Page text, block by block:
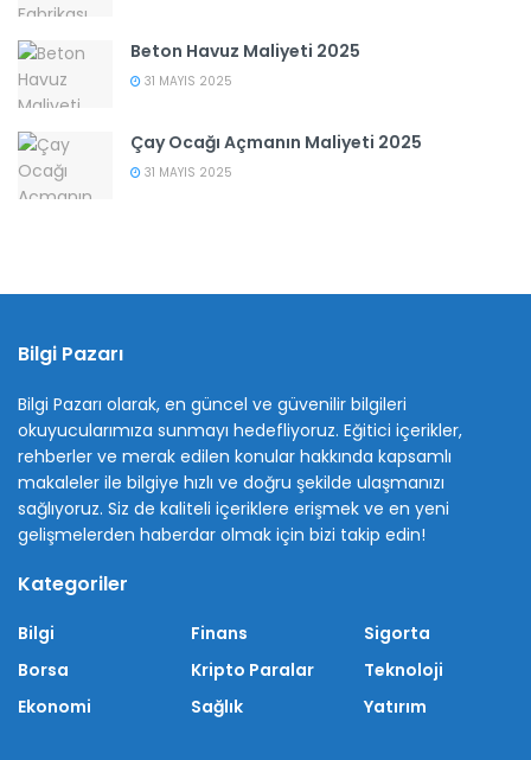
Beton Havuz Maliyeti 2025
31 MAYIS 2025
Çay Ocağı Açmanın Maliyeti 2025
31 MAYIS 2025
Bilgi Pazarı
Bilgi Pazarı olarak, en güncel ve güvenilir bilgileri
okuyucularımıza sunmayı hedefliyoruz. Eğitici içerikler,
rehberler ve merak edilen konular hakkında kapsamlı
makaleler ile bilgiye hızlı ve doğru şekilde ulaşmanızı
sağlıyoruz. Siz de kaliteli içeriklere erişmek ve en yeni
gelişmelerden haberdar olmak için bizi takip edin!
Kategoriler
Bilgi
Borsa
Ekonomi
Finans
Kripto Paralar
Sağlık
Sigorta
Teknoloji
Yatırım